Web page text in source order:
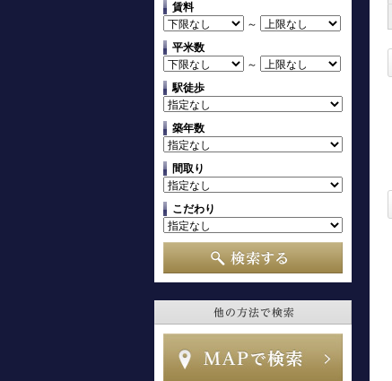
賃料
～
平米数
～
駅徒歩
築年数
間取り
こだわり